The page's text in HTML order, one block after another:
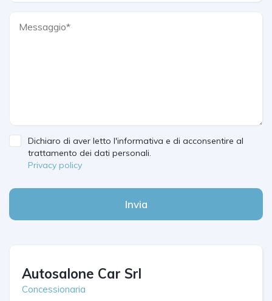
Dichiaro di aver letto l'informativa e di acconsentire al
trattamento dei dati personali.
Privacy policy
Invia
Autosalone Car Srl
Concessionaria